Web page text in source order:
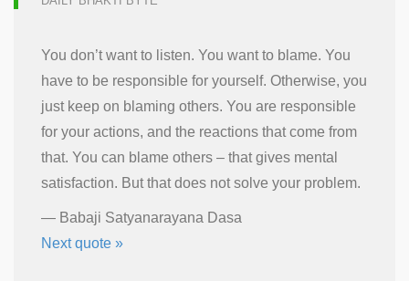
You don’t want to listen. You want to blame. You
have to be responsible for yourself. Otherwise, you
just keep on blaming others. You are responsible
for your actions, and the reactions that come from
that. You can blame others – that gives mental
satisfaction. But that does not solve your problem.
— Babaji Satyanarayana Dasa
Next quote »